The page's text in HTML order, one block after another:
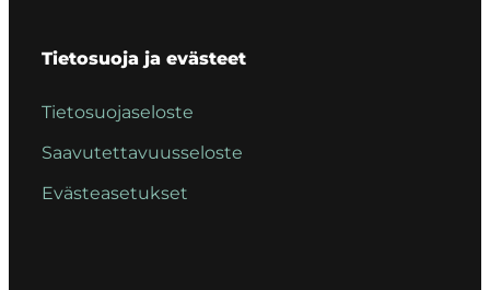
Tietosuoja ja evästeet
Tietosuojaseloste
Saavutettavuusseloste
Evästeasetukset